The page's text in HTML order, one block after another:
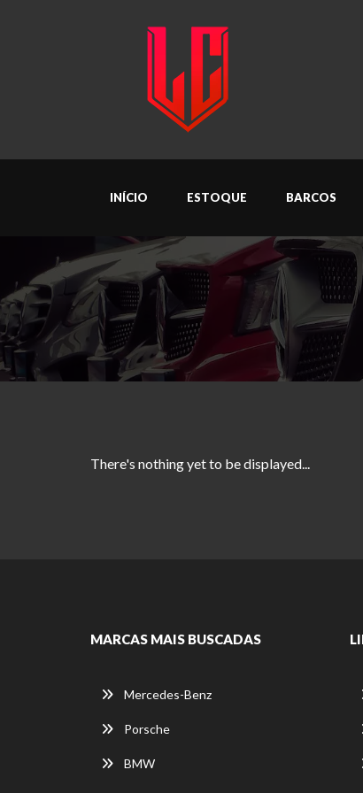
INÍCIO ESTOQUE BARCOS
There's nothing yet to be displayed...
MARCAS MAIS BUSCADAS
Mercedes-Benz
Porsche
BMW